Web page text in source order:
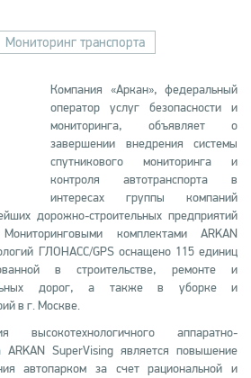
Мониторинг транспорта
Компания «Аркан», федеральный
оператор услуг безопасности и
мониторинга, объявляет о
завершении внедрения системы
спутникового мониторинга и
контроля автотранспорта в
интересах группы компаний
дорожно-строительных предприятий
комплектами ARKAN
ГЛОНАСС/GPS оснащено 115 единиц
в строительстве, ремонте и
дорог, а также в уборке и
в г. Москве.
высокотехнологичного аппаратно-
ARKAN SuperVising является повышение
автопарком за счет рациональной и